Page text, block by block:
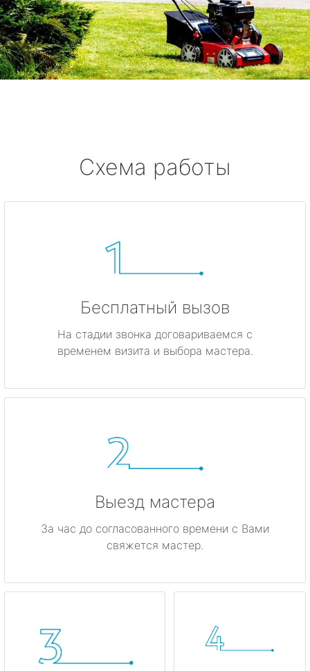
Схема работы
Бесплатный вызов
На стадии звонка договариваемся с
временем визита и выбора мастера.
Выезд мастера
За час до согласованного времени с Вами
свяжется мастер.